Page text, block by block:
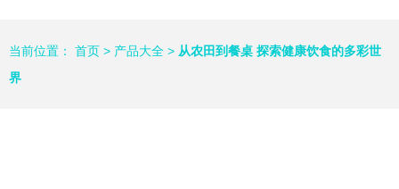
当前位置： 首页 > 产品大全 > 从农田到餐桌 探索健康饮食的多彩世
界